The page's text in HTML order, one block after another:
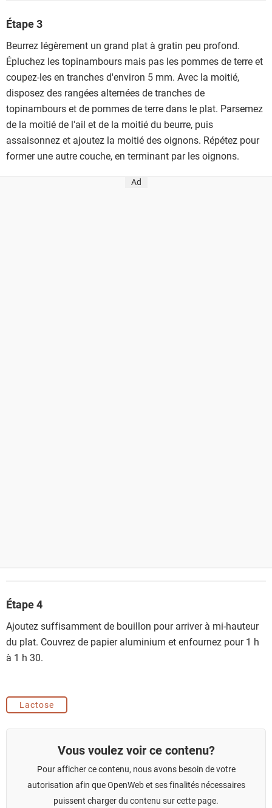
Étape 3
Beurrez légèrement un grand plat à gratin peu profond.
Épluchez les topinambours mais pas les pommes de terre et
coupez-les en tranches d'environ 5 mm. Avec la moitié,
disposez des rangées alternées de tranches de
topinambours et de pommes de terre dans le plat. Parsemez
de la moitié de l'ail et de la moitié du beurre, puis
assaisonnez et ajoutez la moitié des oignons. Répétez pour
former une autre couche, en terminant par les oignons.
Ad
Étape 4
Ajoutez suffisamment de bouillon pour arriver à mi-hauteur
du plat. Couvrez de papier aluminium et enfournez pour 1 h
à 1 h 30.
Lactose
Vous voulez voir ce contenu?
Pour afficher ce contenu, nous avons besoin de votre
autorisation afin que OpenWeb et ses finalités nécessaires
puissent charger du contenu sur cette page.